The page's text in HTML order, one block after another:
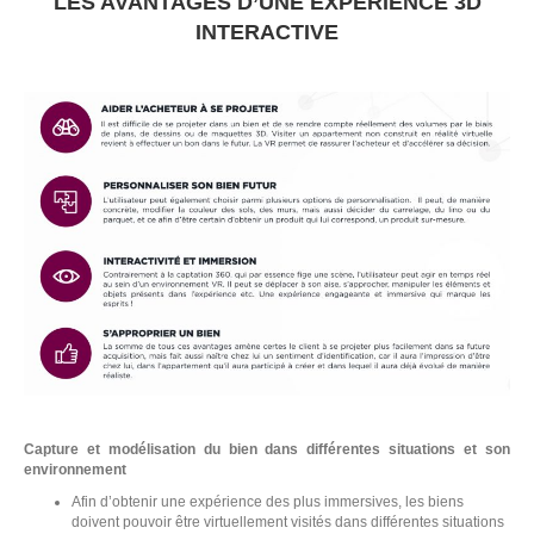
INTERACTIVE
Capture et modélisation du bien dans différentes situations et son
environnement
Afin d’obtenir une expérience des plus immersives, les biens
doivent pouvoir être virtuellement visités dans différentes situations